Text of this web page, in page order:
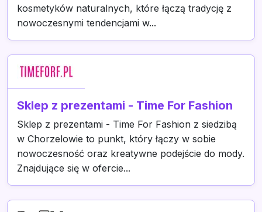
kosmetyków naturalnych, które łączą tradycję z
nowoczesnymi tendencjami w...
Sklep z prezentami - Time For Fashion
Sklep z prezentami - Time For Fashion z siedzibą
w Chorzelowie to punkt, który łączy w sobie
nowoczesność oraz kreatywne podejście do mody.
Znajdujące się w ofercie...